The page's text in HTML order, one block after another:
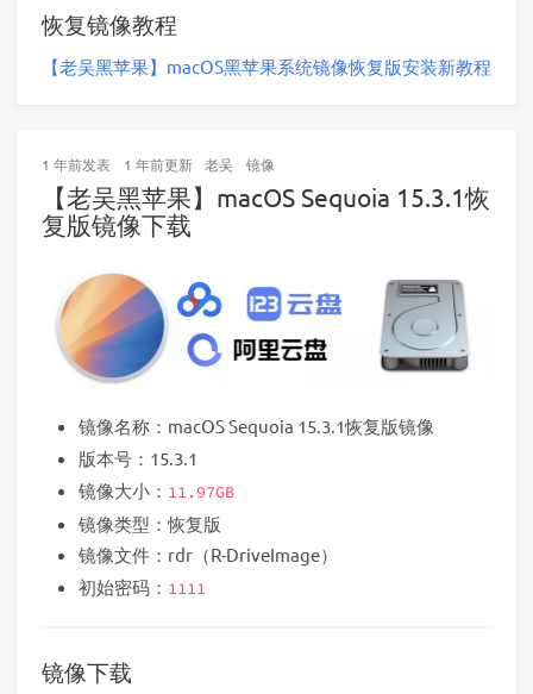
恢复镜像教程
【老吴黑苹果】macOS黑苹果系统镜像恢复版安装新教程
1 年前发表 1 年前更新 老吴 镜像
【老吴黑苹果】macOS Sequoia 15.3.1恢
复版镜像下载
镜像名称：macOS Sequoia 15.3.1恢复版镜像
版本号：15.3.1
镜像大小： 11.97GB
镜像类型：恢复版
镜像文件：rdr（R-DriveImage）
初始密码： 1111
镜像下载